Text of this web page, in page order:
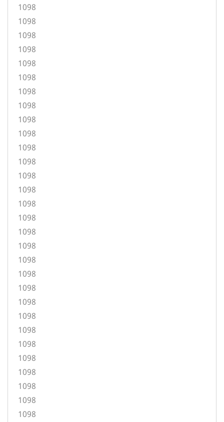
1098
1098
1098
1098
1098
1098
1098
1098
1098
1098
1098
1098
1098
1098
1098
1098
1098
1098
1098
1098
1098
1098
1098
1098
1098
1098
1098
1098
1098
1098